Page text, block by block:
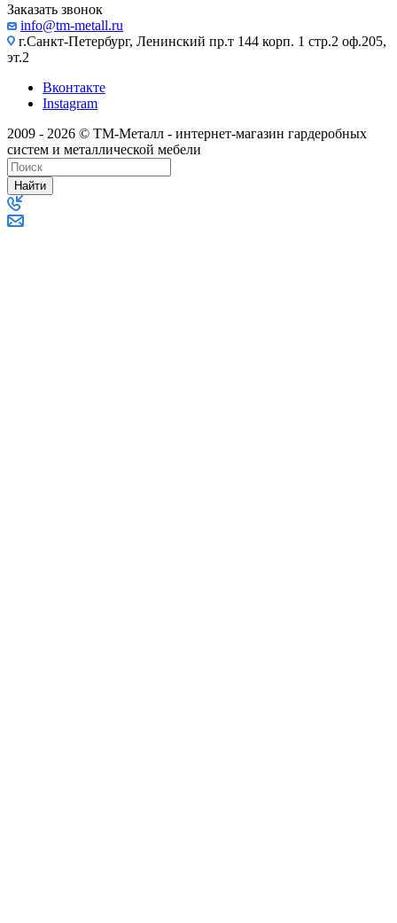
Заказать звонок
info@tm-metall.ru
г.Санкт-Петербург, Ленинский пр.т 144 корп. 1 стр.2 оф.205,
эт.2
Вконтакте
Instagram
2009 - 2026 © ТМ-Металл - интернет-магазин гардеробных
систем и металлической мебели
Найти